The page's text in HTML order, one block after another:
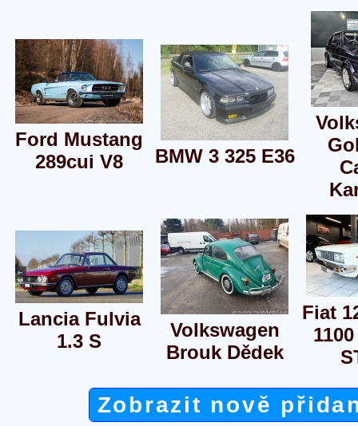
Ford Mustang
289cui V8
BMW 3 325 E36
Lancia Fulvia
1.3 S
Volkswagen
Brouk Dědek
Fiat
Zobrazit nově